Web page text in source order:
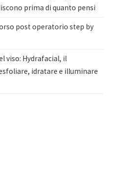
prima di quanto pensi
post operatorio step by
viso: Hydrafacial, il
idratare e illuminare